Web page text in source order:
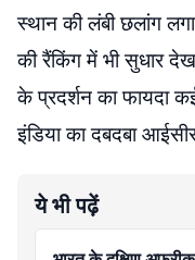
स्थान की लंबी छलांग
की रैंकिंग में भी सुधार
के प्रदर्शन का फायदा
इंडिया का दबदबा
ये भी पढ़ें